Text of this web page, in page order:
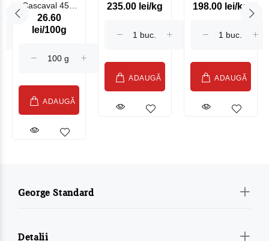
Cascaval 45%
Maasdam
Sublime Cow
26.60
lei/100g
ADAUGĂ
Somonat
235.00 lei/kg
ADAUGĂ
198.00 lei/kg
ADAUGĂ
George Standard
Detalii